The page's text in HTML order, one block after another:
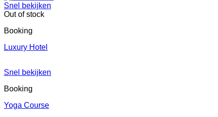
Snel bekijken
Out of stock
Booking
Luxury Hotel
Snel bekijken
Booking
Yoga Course